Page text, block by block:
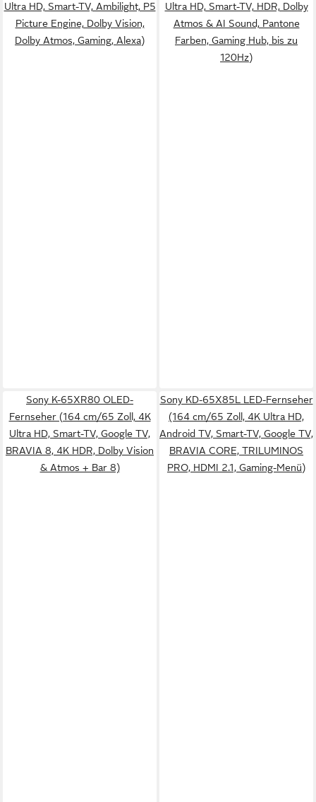
Ultra HD, Smart-TV, Ambilight, P5
Picture Engine, Dolby Vision,
Dolby Atmos, Gaming, Alexa)
Ultra HD, Smart-TV, HDR, Dolby
Atmos & AI Sound, Pantone
Farben, Gaming Hub, bis zu
120Hz)
Sony K-65XR80 OLED-
Fernseher (164 cm/65 Zoll, 4K
Ultra HD, Smart-TV, Google TV,
BRAVIA 8, 4K HDR, Dolby Vision
& Atmos + Bar 8)
Sony KD-65X85L LED-Fernseher
(164 cm/65 Zoll, 4K Ultra HD,
Android TV, Smart-TV, Google TV,
BRAVIA CORE, TRILUMINOS
PRO, HDMI 2.1, Gaming-Menü)